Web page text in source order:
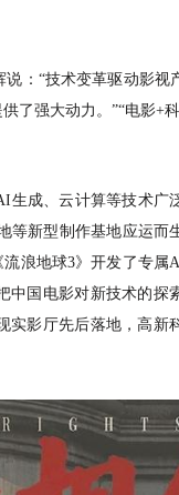
说：“技术变革驱动影视
了强大动力。”“电影+
生成、云计算等技术广
等新型制作基地应运而
浪地球3》开发了专属
国电影对新技术的探
实影厅先后落地，高新